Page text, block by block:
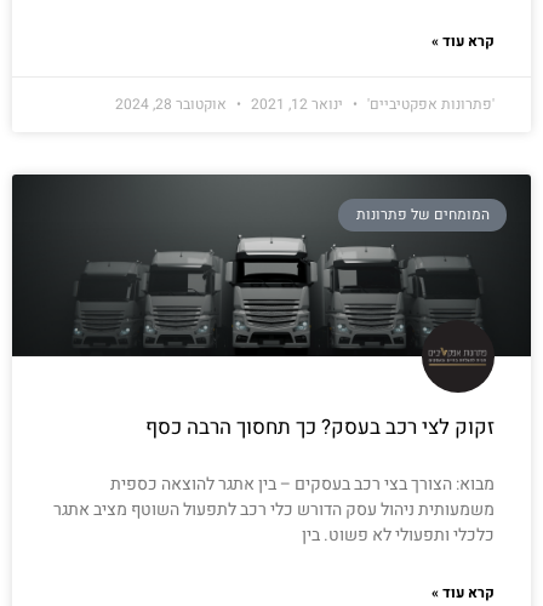
קרא עוד »
'פתרונות אפקטיביים' ינואר 12, 2021 אוקטובר 28, 2024
המומחים של פתרונות
זקוק לצי רכב בעסק? כך תחסוך הרבה כסף
מבוא: הצורך בצי רכב בעסקים – בין אתגר להוצאה כספית
משמעותית ניהול עסק הדורש כלי רכב לתפעול השוטף מציב אתגר
כלכלי ותפעולי לא פשוט. בין
קרא עוד »